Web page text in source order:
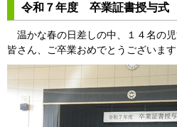
令和７年度 卒業証書授与式
温かな春の日差しの中、１４名の
皆さん、ご卒業おめでとうございます